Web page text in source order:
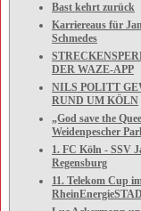
Bast kehrt zurück
Karriereaus für
Schmedes
DER WAZE-APP
NILS POLITT
RUND UM KÖLN
„God save the
Weidenpescher
1. FC Köln - SSV
Regensburg
11. Telekom Cup